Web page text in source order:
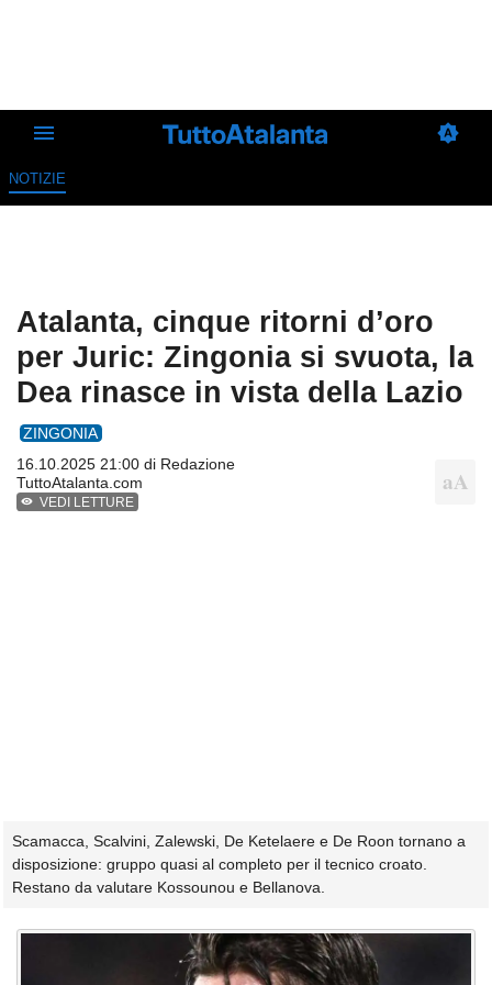
NOTIZIE
Atalanta, cinque ritorni d’oro
per Juric: Zingonia si svuota, la
Dea rinasce in vista della Lazio
ZINGONIA
16.10.2025 21:00 di Redazione
TuttoAtalanta.com
VEDI LETTURE
Scamacca, Scalvini, Zalewski, De Ketelaere e De Roon tornano a
disposizione: gruppo quasi al completo per il tecnico croato.
Restano da valutare Kossounou e Bellanova.